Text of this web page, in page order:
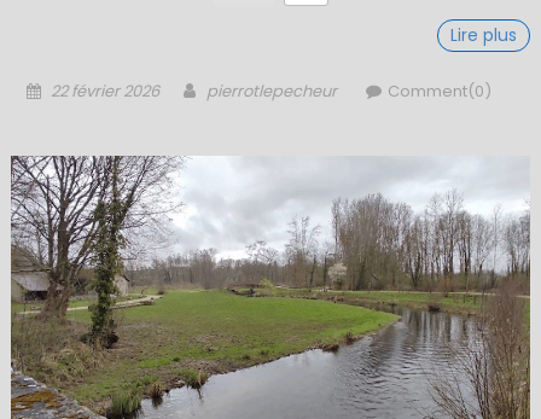
Lire plus
Posted
22 février 2026 Author
pierrotlepecheur Comment(0)